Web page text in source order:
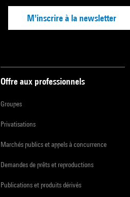
M'inscrire à la newsletter
Offre aux professionnels
Groupes
Privatisations
Marchés publics et appels à concurrence
Demandes de prêts et reproductions
Publications et produits dérivés